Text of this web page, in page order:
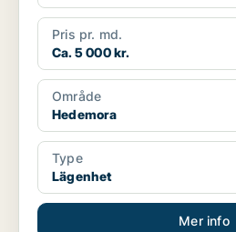
Pris pr. md.
Ca. 5 000 kr.
Område
Hedemora
Type
Lägenhet
Mer info